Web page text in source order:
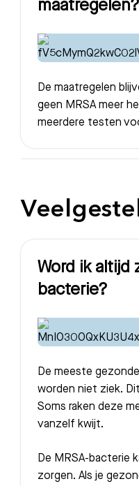
maatregelen?
De maatregelen
geen MRSA meer
meerdere testen
Word ik altijd
bacterie?
De meeste
worden niet ziek.
Soms raken deze
vanzelf kwijt.
De MRSA-bacterie
zorgen. Als je